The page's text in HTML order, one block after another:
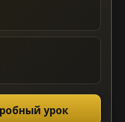
урок